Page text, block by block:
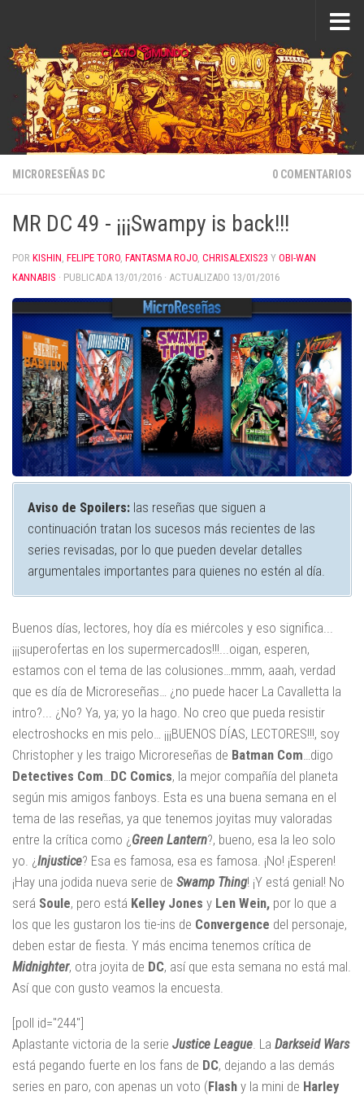
MICRORESEÑAS DC 0 COMENTARIOS
MR DC 49 - ¡¡¡Swampy is back!!!
POR KISHIN, FELIPE TORO, FANTASMA ROJO, CHRISALEXIS23 Y OBI-WAN
KANNABIS · PUBLICADA 13/01/2016 · ACTUALIZADO 13/01/2016
Aviso de Spoilers:las reseñas que siguen a
continuación tratan los sucesos más recientes de las
series revisadas, por lo que pueden develar detalles
argumentales importantes para quienes no estén al día.
Buenos días, lectores, hoy día es miércoles y eso significa...
¡¡¡superofertas en los supermercados!!!...oigan, esperen,
estamos con el tema de las colusiones…mmm, aaah, verdad
que es día de Microreseñas… ¿no puede hacer La Cavalletta la
intro?... ¿No? Ya, ya; yo la hago. No creo que pueda resistir
electroshocks en mis pelo… ¡¡¡BUENOS DÍAS, LECTORES!!!, soy
Christopher y les traigo Microreseñas de Batman Com…digo
Detectives Com…DC Comics, la mejor compañía del planeta
según mis amigos fanboys. Esta es una buena semana en el
tema de las reseñas, ya que tenemos joyitas muy valoradas
entre la crítica como ¿ Green Lantern?, bueno, esa la leo solo
yo. ¿Injustice? Esa es famosa, esa es famosa. ¡No! ¡Esperen!
¡Hay una jodida nueva serie de Swamp Thing! ¡Y está genial! No
será Soule, pero está Kelley Jones y Len Wein, por lo que a
los que les gustaron los tie-ins de Convergence del personaje,
deben estar de fiesta. Y más encima tenemos crítica de
Midnighter, otra joyita de DC, así que esta semana no está mal.
Así que con gusto veamos la encuesta.
[poll id="244"]
Aplastante victoria de la serie Justice League . La Darkseid Wars
está pegando fuerte en los fans de DC, dejando a las demás
series en paro, con apenas un voto (Flash y la mini de Harley